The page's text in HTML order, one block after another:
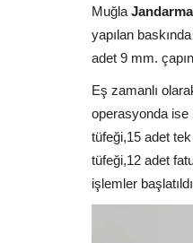
Muğla Jandarma
yapılan
adet 9 mm.
Eş zamanlı
operasyonda ise
tüfeği,15 adet
tüfeği,12 adet
işlemler